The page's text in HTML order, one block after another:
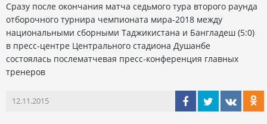
Сразу после окончания матча седьмого тура второго раунда
отборочного турнира чемпионата мира-2018 между
национальными сборными Таджикистана и Бангладеш (5:0)
в пресс-центре Центрального стадиона Душанбе
состоялась послематчевая пресс-конференция главных
тренеров
12.11.2015